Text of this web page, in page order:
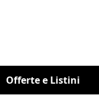
Offerte e Listini